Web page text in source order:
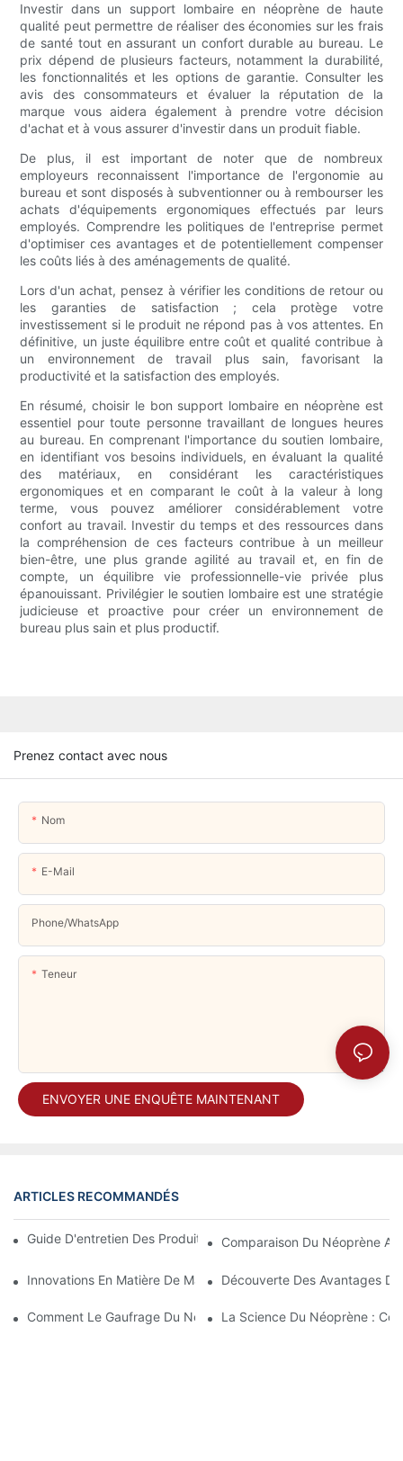
Investir dans un support lombaire en néoprène de haute
qualité peut permettre de réaliser des économies sur les frais
de santé tout en assurant un confort durable au bureau. Le
prix dépend de plusieurs facteurs, notamment la durabilité,
les fonctionnalités et les options de garantie. Consulter les
avis des consommateurs et évaluer la réputation de la
marque vous aidera également à prendre votre décision
d'achat et à vous assurer d'investir dans un produit fiable.
De plus, il est important de noter que de nombreux
employeurs reconnaissent l'importance de l'ergonomie au
bureau et sont disposés à subventionner ou à rembourser les
achats d'équipements ergonomiques effectués par leurs
employés. Comprendre les politiques de l'entreprise permet
d'optimiser ces avantages et de potentiellement compenser
les coûts liés à des aménagements de qualité.
Lors d'un achat, pensez à vérifier les conditions de retour ou
les garanties de satisfaction ; cela protège votre
investissement si le produit ne répond pas à vos attentes. En
définitive, un juste équilibre entre coût et qualité contribue à
un environnement de travail plus sain, favorisant la
productivité et la satisfaction des employés.
En résumé, choisir le bon support lombaire en néoprène est
essentiel pour toute personne travaillant de longues heures
au bureau. En comprenant l'importance du soutien lombaire,
en identifiant vos besoins individuels, en évaluant la qualité
des matériaux, en considérant les caractéristiques
ergonomiques et en comparant le coût à la valeur à long
terme, vous pouvez améliorer considérablement votre
confort au travail. Investir du temps et des ressources dans
la compréhension de ces facteurs contribue à un meilleur
bien-être, une plus grande agilité au travail et, en fin de
compte, un équilibre vie professionnelle-vie privée plus
épanouissant. Privilégier le soutien lombaire est une stratégie
judicieuse et proactive pour créer un environnement de
bureau plus sain et plus productif.
Prenez contact avec nous
Nom
E-Mail
Phone/whatsApp
Teneur
ENVOYER UNE ENQUÊTE MAINTENANT
ARTICLES RECOMMANDÉS
Guide D'entretien Des Produits En Tissu Enduit De Néoprène
Comparaison Du Néoprène
Innovations En Matière De Matériaux Néoprène : Quoi De Neuf
Découverte Des Avantages
Comment Le Gaufrage Du Néoprène Améliore L'esthétique Du
La Science Du Néoprène :